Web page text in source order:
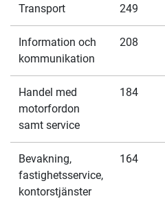
Transport 249
Information och
kommunikation
208
Handel med
motorfordon
samt service
184
Bevakning,
fastighetsservice,
kontorstjänster
164